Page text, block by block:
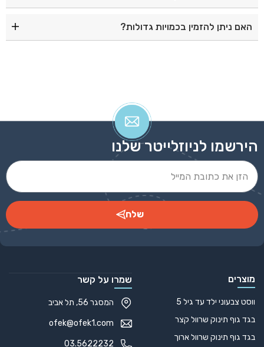
המידות לפני ההזמנה.
האם ניתן להזמין בכמויות גדולות?
הירשמו לניוזלייטר שלנו
שלח
מוצרים
ווסט צבעוני ילד עד גיל 5
בגד גוף תינוק שרוול קצר
בגד גוף תינוק שרוול ארוך
שמרו על קשר
המסגר 56, תל אביב
ofek@ofek1.com
03.5622232